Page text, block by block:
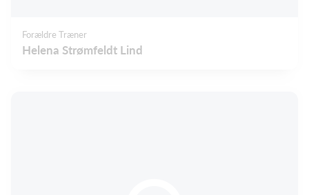
Forældre Træner
Helena Strømfeldt Lind